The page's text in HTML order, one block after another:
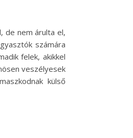
de nem árulta el,
számára
felek, akikkel
veszélyesek
külső